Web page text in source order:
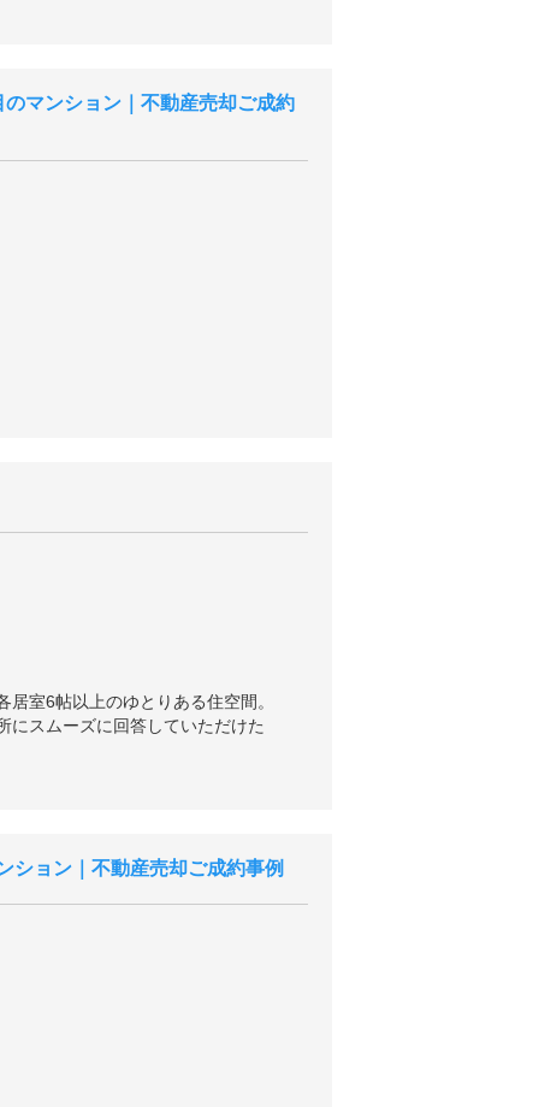
マンション｜不動産売却ご成約
室6帖以上のゆとりある住空間。
にスムーズに回答していただけた
ション｜不動産売却ご成約事例